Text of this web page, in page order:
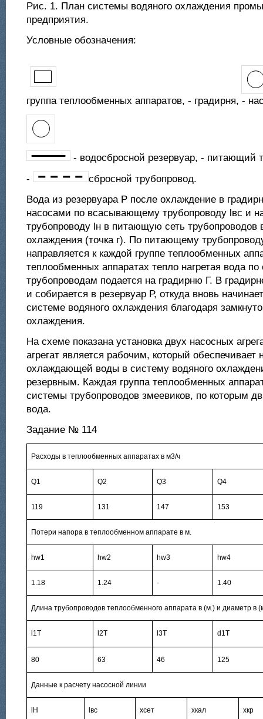
Рис. 1. План системы водяного охлаждения
предприятия.
Условные обозначения:
группа теплообменных аппаратов, - градирня, -
- водосбросной резервуар, - питающий
-
сбросной трубопровод.
Вода из резервуара Р после охлаждение в
насосами по всасывающему трубопроводу lвс и
трубопроводу lн в питающую сеть трубопроводов
охлаждения (точка г). По питающему
направляется к каждой группе теплообменных
теплообменных аппаратах тепло нагретая вода
трубопроводам подается на градирню Г. В
и собирается в резервуар Р, откуда вновь
системе водяного охлаждения благодаря
охлаждения.
На схеме показана установка двух насосных
агрегат является рабочим, который
охлаждающей воды в систему водяного
резервным. Каждая группа теплообменных
системы трубопроводов змеевиков, по которым
вода.
Задание № 114
Расходы в теплообменных аппаратах в м3/ч
Q1 Q2 Q3 Q4
119 131 147 153
Потери напора в теплообменном аппарате в м.
hw1 hw2 hw3 hw4
1.18 1.24 - 1.40
Длина трубопроводов теплообменного аппарата в (м.) и диаметр в
l1T l2T l3T d1T
80 63 46 125
Данные к расчету насосной линии
lH lвс xсет xкал xкр